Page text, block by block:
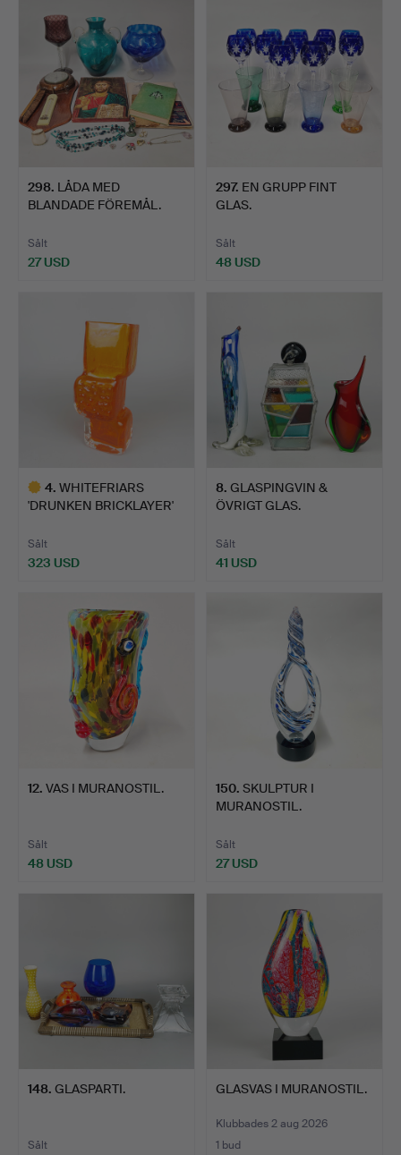
298. LÅDA MED
BLANDADE FÖREMÅL.
Sålt
27 USD
297. EN GRUPP FINT
GLAS.
Sålt
48 USD
4. WHITEFRIARS
'DRUNKEN BRICKLAYER'
Sålt
323 USD
8. GLASPINGVIN &
ÖVRIGT GLAS.
Sålt
41 USD
12. VAS I MURANOSTIL.
Sålt
48 USD
150. SKULPTUR I
MURANOSTIL.
Sålt
27 USD
148. GLASPARTI.
Sålt
GLASVAS I MURANOSTIL.
Klubbades 2 aug 2026
1 bud